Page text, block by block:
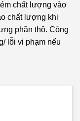
chất lượng vào
chất lượng khi
phần thô. Công
lỗi vi phạm nếu